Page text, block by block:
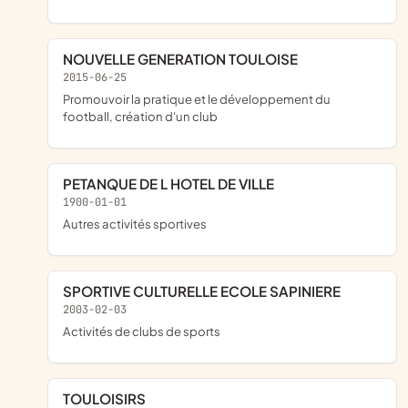
NOUVELLE GENERATION TOULOISE
2015-06-25
promouvoir la pratique et le développement du
football, création d'un club
PETANQUE DE L HOTEL DE VILLE
1900-01-01
Autres activités sportives
SPORTIVE CULTURELLE ECOLE SAPINIERE
2003-02-03
Activités de clubs de sports
TOULOISIRS